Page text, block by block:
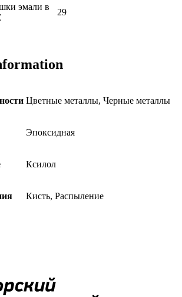
эмали в
29
Цветные металлы, Черные металлы
Эпоксидная
Ксилол
Кисть, Распыление